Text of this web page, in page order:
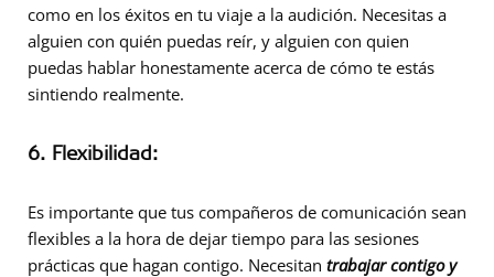
como en los éxitos en tu viaje a la audición. Necesitas a
alguien con quién puedas reír, y alguien con quien
puedas hablar honestamente acerca de cómo te estás
sintiendo realmente.
6. Flexibilidad:
Es importante que tus compañeros de comunicación sean
flexibles a la hora de dejar tiempo para las sesiones
prácticas que hagan contigo. Necesitan trabajar contigo y